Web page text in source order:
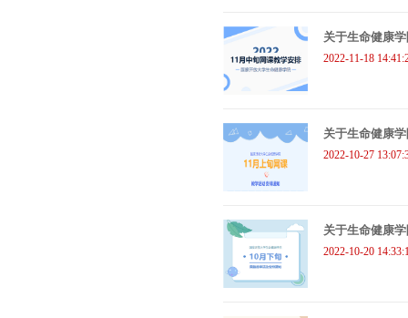
关于生命健康
2022-11-18
关于生命健康
2022-10-27
关于生命健康
2022-10-20